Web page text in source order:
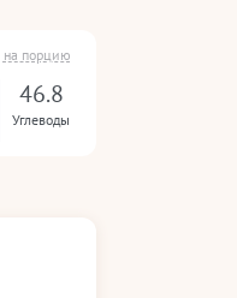
на порцию
46.8
Углеводы